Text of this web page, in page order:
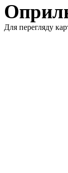
Для перегляду